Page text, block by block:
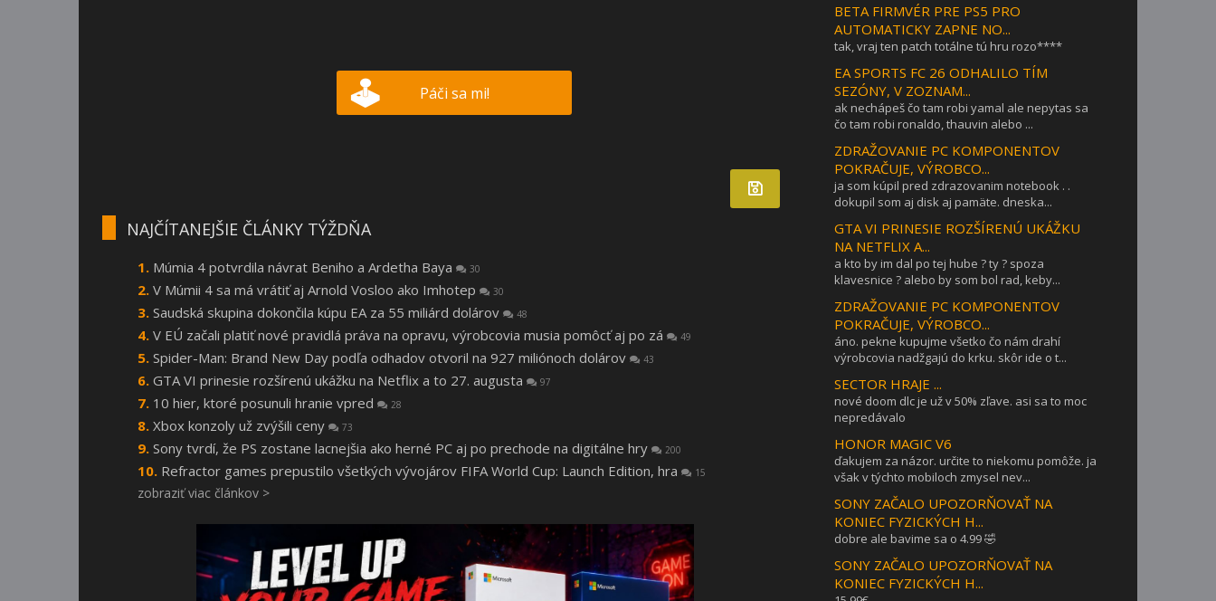
Páči sa mi!
NAJČÍTANEJŠIE ČLÁNKY TÝŽDŇA
Múmia 4 potvrdila návrat Beniho a Ardetha Baya 30
V Múmii 4 sa má vrátiť aj Arnold Vosloo ako Imhotep 30
Saudská skupina dokončila kúpu EA za 55 miliárd dolárov 48
V EÚ začali platiť nové pravidlá práva na opravu, výrobcovia musia pomôcť aj po zá 49
Spider-Man: Brand New Day podľa odhadov otvoril na 927 miliónoch dolárov 43
GTA VI prinesie rozšírenú ukážku na Netflix a to 27. augusta 97
10 hier, ktoré posunuli hranie vpred 28
Xbox konzoly už zvýšili ceny 73
Sony tvrdí, že PS zostane lacnejšia ako herné PC aj po prechode na digitálne hry 200
Refractor games prepustilo všetkých vývojárov FIFA World Cup: Launch Edition, hra 15
zobraziť viac článkov >
BETA FIRMVÉR PRE PS5 PRO
AUTOMATICKY ZAPNE NO...
tak, vraj ten patch totálne tú hru rozo****
EA SPORTS FC 26 ODHALILO TÍM
SEZÓNY, V ZOZNAM...
ak nechápeš čo tam robi yamal ale nepytas sa
čo tam robi ronaldo, thauvin alebo ...
ZDRAŽOVANIE PC KOMPONENTOV
POKRAČUJE, VÝROBCO...
ja som kúpil pred zdrazovanim notebook . .
dokupil som aj disk aj pamäte. dneska...
GTA VI PRINESIE ROZŠÍRENÚ UKÁŽKU
NA NETFLIX A...
a kto by im dal po tej hube ? ty ? spoza
klavesnice ? alebo by som bol rad, keby...
ZDRAŽOVANIE PC KOMPONENTOV
POKRAČUJE, VÝROBCO...
áno. pekne kupujme všetko čo nám drahí
výrobcovia nadžgajú do krku. skôr ide o t...
SECTOR HRAJE ...
nové doom dlc je už v 50% zľave. asi sa to moc
nepredávalo
HONOR MAGIC V6
ďakujem za názor. určite to niekomu pomôže. ja
však v týchto mobiloch zmysel nev...
SONY ZAČALO UPOZORŇOVAŤ NA
KONIEC FYZICKÝCH H...
dobre ale bavime sa o 4.99 🤣
SONY ZAČALO UPOZORŇOVAŤ NA
KONIEC FYZICKÝCH H...